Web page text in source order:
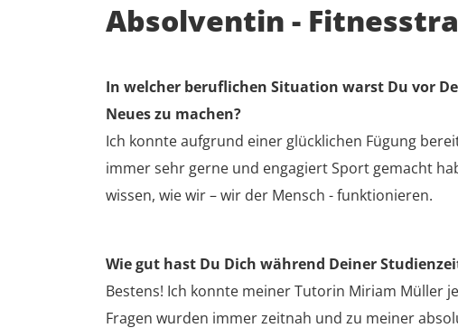
Absolventin -
In welcher beruflichen Situation warst Du vor
Neues zu machen?
Ich konnte aufgrund einer glücklichen Fügung
immer sehr gerne und engagiert Sport gemacht
wissen, wie wir – wir der Mensch - funktionieren.
Wie gut hast Du Dich während Deiner
Bestens! Ich konnte meiner Tutorin Miriam Müller
Fragen wurden immer zeitnah und zu meiner